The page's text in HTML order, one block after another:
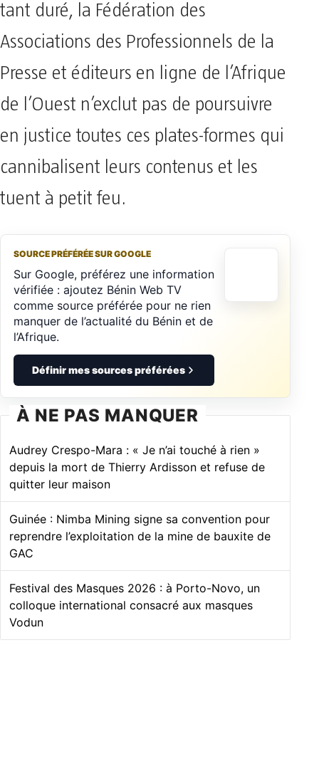
tant duré, la Fédération des
Associations des Professionnels de la
Presse et éditeurs en ligne de l’Afrique
de l’Ouest n’exclut pas de poursuivre
en justice toutes ces plates-formes qui
cannibalisent leurs contenus et les
tuent à petit feu.
SOURCE PRÉFÉRÉE SUR GOOGLE
Sur Google, préférez une information
vérifiée : ajoutez Bénin Web TV
comme source préférée pour ne rien
manquer de l’actualité du Bénin et de
l’Afrique.
Définir mes sources préférées
À NE PAS MANQUER
Audrey Crespo-Mara : « Je n’ai touché à rien »
depuis la mort de Thierry Ardisson et refuse de
quitter leur maison
Guinée : Nimba Mining signe sa convention pour
reprendre l’exploitation de la mine de bauxite de
GAC
Festival des Masques 2026 : à Porto-Novo, un
colloque international consacré aux masques
Vodun